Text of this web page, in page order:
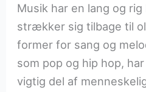
Musik har en lang og
strækker sig tilbage til
former for sang og
som pop og hip hop,
vigtig del af